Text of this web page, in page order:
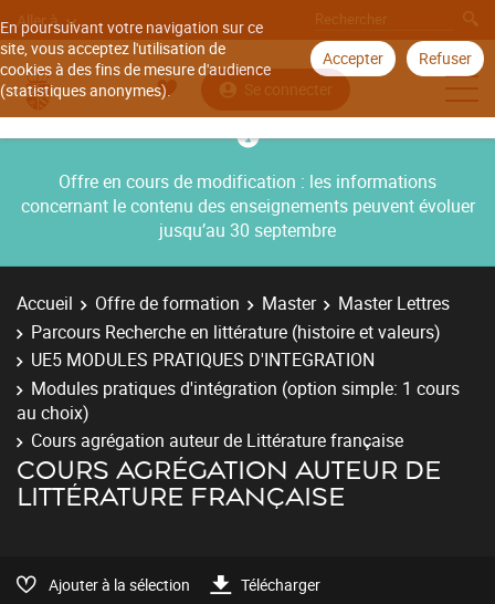
En poursuivant votre navigation sur ce
site, vous acceptez l'utilisation de
cookies à des fins de mesure d'audience
(statistiques anonymes).
Accepter Refuser
Aller à
Se connecter
Offre en cours de modification : les informations
concernant le contenu des enseignements peuvent évoluer
jusqu’au 30 septembre
Accueil Offre de formation Master
Master Lettres
Parcours Recherche en littérature (histoire et valeurs)
UE5 MODULES PRATIQUES D'INTEGRATION
Modules pratiques d'intégration (option simple: 1 cours
au choix)
Cours agrégation auteur de Littérature française
COURS AGRÉGATION AUTEUR DE
LITTÉRATURE FRANÇAISE
Ajouter à la sélection Télécharger